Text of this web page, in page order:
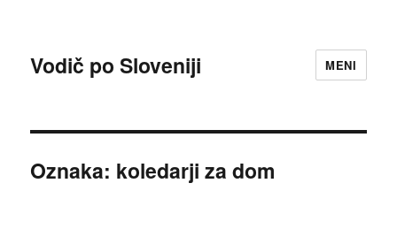
Vodič po Sloveniji MENI
Oznaka: koledarji za dom